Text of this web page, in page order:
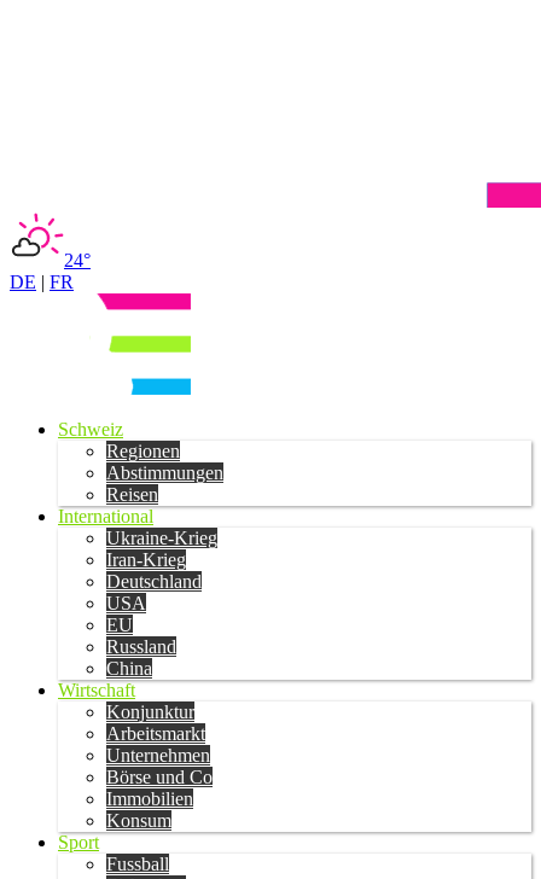
24°
DE | FR
Schweiz
Regionen
Abstimmungen
Reisen
International
Ukraine-Krieg
Iran-Krieg
Deutschland
USA
EU
Russland
China
Wirtschaft
Konjunktur
Arbeitsmarkt
Unternehmen
Börse und Co
Immobilien
Konsum
Sport
Fussball